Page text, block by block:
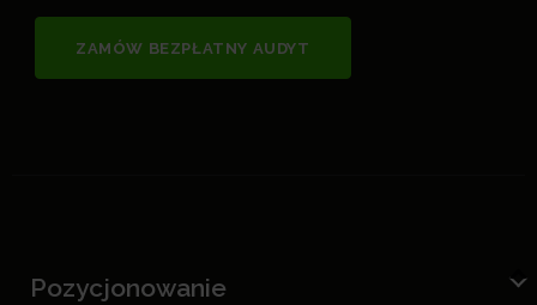
ZAMÓW BEZPŁATNY AUDYT
Pozycjonowanie